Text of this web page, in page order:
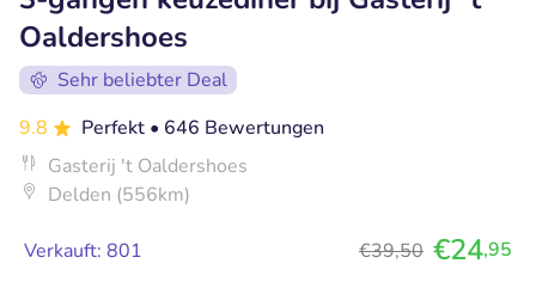
Oaldershoes
Sehr beliebter Deal
9.8
Perfekt • 646 Bewertungen
Gasterij 't Oaldershoes
Delden (556km)
Verkauft: 801 €39,50 €24,95